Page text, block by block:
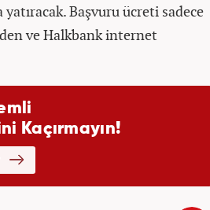
Başvuru ücreti sadece
ve Halkbank internet